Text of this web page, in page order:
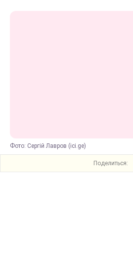
Фото: Сергій Лавров (ici.ge)
Поделиться: